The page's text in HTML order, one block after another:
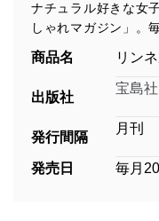
ナチュラル好きな女
しゃれマガジン」。
商品名 リン
出版社
宝島社
発行間隔
月刊
発売日 毎月